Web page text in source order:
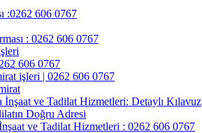
:0262 606 0767
: 0262 606 0767
606 0767
işleri | 0262 606 0767
ve Tadilat Hizmetleri: Detaylı Kılavuz
Doğru Adresi
ve Tadilat Hizmetleri : 0262 606 0767